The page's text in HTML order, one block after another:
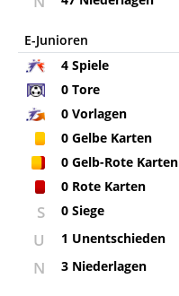
E-Junioren
4 Spiele
0 Tore
0 Vorlagen
0 Gelbe Karten
0 Gelb-Rote Karten
0 Rote Karten
S 0 Siege
U 1 Unentschieden
N 3 Niederlagen